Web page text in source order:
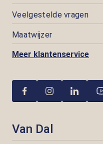
Veelgestelde vragen
Maatwijzer
Meer klantenservice
Van Dal